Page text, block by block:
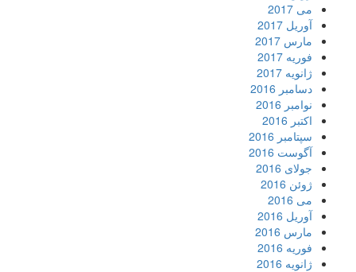
می 2017
آوریل 2017
مارس 2017
فوریه 2017
ژانویه 2017
دسامبر 2016
نوامبر 2016
اکتبر 2016
سپتامبر 2016
آگوست 2016
جولای 2016
ژوئن 2016
می 2016
آوریل 2016
مارس 2016
فوریه 2016
ژانویه 2016